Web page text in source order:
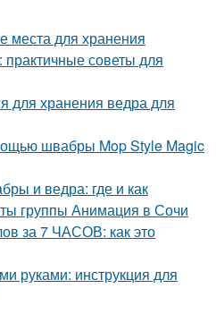
места для хранения
практичные советы для
хранения ведра для
швабры Mop Style Magic
и ведра: где и как
группы Анимация в Сочи
за 7 ЧАСОВ: как это
руками: инструкция для